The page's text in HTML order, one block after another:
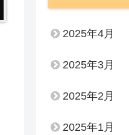
2025年4月
2025年3月
2025年2月
2025年1月